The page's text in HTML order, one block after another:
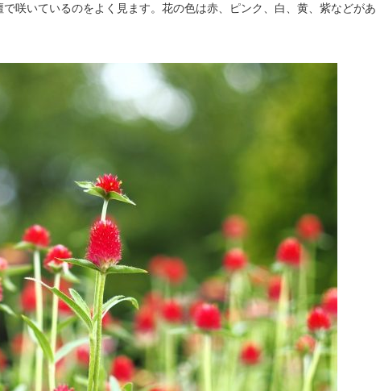
咲いているのをよく見ます。花の色は赤、ピンク、白、黄、紫などがあ